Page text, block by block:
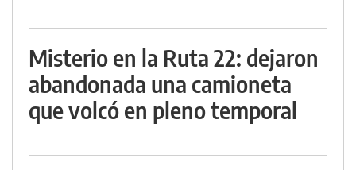
Misterio en la Ruta 22: dejaron
abandonada una camioneta
que volcó en pleno temporal